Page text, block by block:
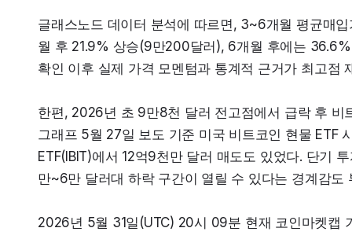
글래스노드 데이터 분석에 따르면, 3~6개월 평균매
월 후 21.9% 상승(9만200달러), 6개월 후에는
확인 이후 실제 가격 모멘텀과 통계적 근거가 최고점
한편, 2026년 초 9만8천 달러 전고점에서 급락 후 비
그래프 5월 27일 보도 기준 미국 비트코인 현물 ETF
ETF(IBIT)에서 12억9천만 달러 매도도 있었다. 단기
만~6만 달러대 하락 구간이 열릴 수 있다는 경계감도
2026년 5월 31일(UTC) 20시 09분 현재 코인마켓캡